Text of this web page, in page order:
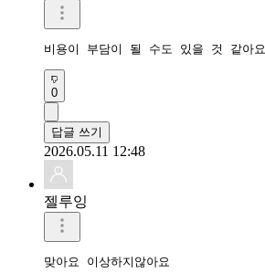
비용이 부담이 될 수도 있을 것 같아요
0
답글 쓰기
2026.05.11 12:48
젤루잉
맞아요 이상하지않아요